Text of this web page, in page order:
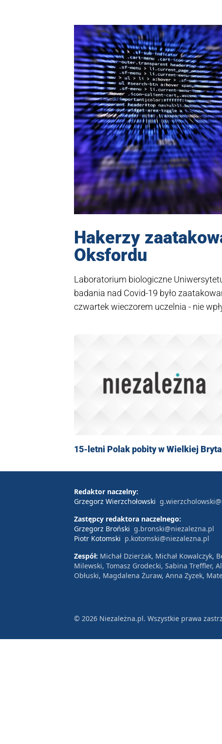
Hakerzy
Oksfordu
Laboratorium biologiczne
badania nad Covid-19 było
czwartek wieczorem uczelnia - nie
​15-letni Polak pobity w Wielkiej
Redaktor naczelny:
Grzegorz Wierzchołowski
Zastępcy redaktora naczelnego:
Grzegorz Broński g.bronski@niezalezna.pl
Piotr Kotomski p.kotomski@niezalezna.pl
Zespół: Michał Dzierżak, Michał Kowalczyk,
Milewski, Tomasz Grodecki, Sabina Treffler,
Obłuski, Magdalena Żuraw, Anna Zyzek,
© 2026 Niezależna.pl. Wszystkie prawa